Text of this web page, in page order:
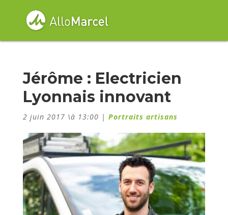
Jérôme : Electricien
Lyonnais innovant
2 juin 2017 \à 13:00 | Portraits artisans